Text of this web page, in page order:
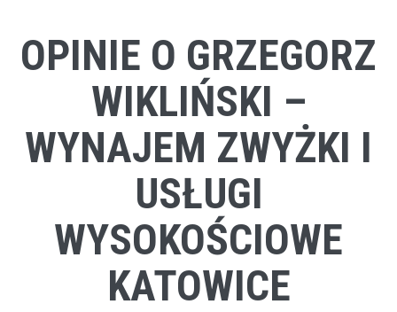
OPINIE O GRZEGORZ
WIKLIŃSKI –
WYNAJEM ZWYŻKI I
USŁUGI
WYSOKOŚCIOWE
KATOWICE